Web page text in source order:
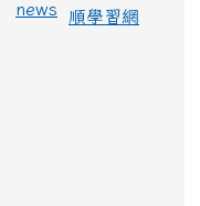
news
順學習網